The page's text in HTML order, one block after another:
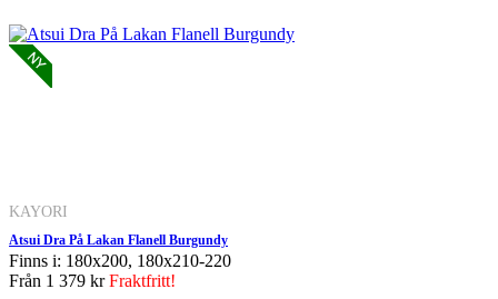
KAYORI
Atsui Dra På Lakan Flanell Burgundy
Finns i: 180x200, 180x210-220
Från 1 379 krFraktfritt!